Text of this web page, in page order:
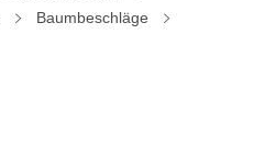
Baumbeschläge